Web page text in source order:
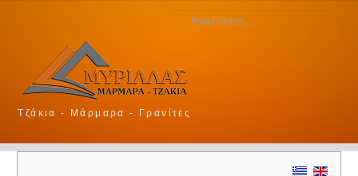
Τζάκια - Μάρμαρα - Γρανίτες